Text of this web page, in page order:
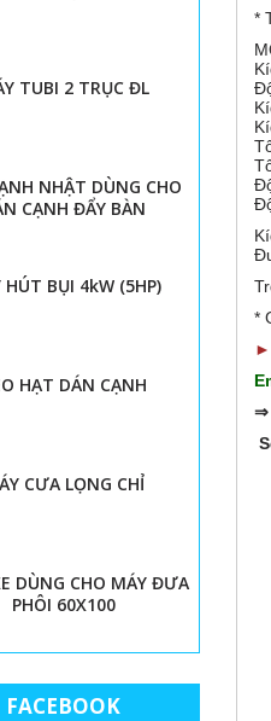
o
o
n
a
*
*
⇒
TUBI 2 TRỤC ĐL
NHẬT DÙNG CHO
CẠNH ĐẨY BÀN
HÚT BỤI 4kW (5HP)
HẠT DÁN CẠNH
CƯA LỌNG CHỈ
DÙNG CHO MÁY ĐƯA
PHÔI 60X100
FACEBOOK